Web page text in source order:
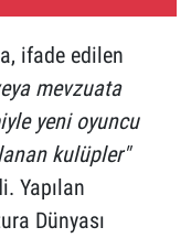
ifade edilen
mevzuata
yeni oyuncu
kulüpler"
Yapılan
Dünyası